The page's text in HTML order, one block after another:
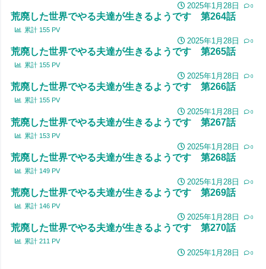
2025年1月28日 0
荒廃した世界でやる夫達が生きるようです 第264話
累計 155 PV
2025年1月28日 0
荒廃した世界でやる夫達が生きるようです 第265話
累計 155 PV
2025年1月28日 0
荒廃した世界でやる夫達が生きるようです 第266話
累計 155 PV
2025年1月28日 0
荒廃した世界でやる夫達が生きるようです 第267話
累計 153 PV
2025年1月28日 0
荒廃した世界でやる夫達が生きるようです 第268話
累計 149 PV
2025年1月28日 0
荒廃した世界でやる夫達が生きるようです 第269話
累計 146 PV
2025年1月28日 0
荒廃した世界でやる夫達が生きるようです 第270話
累計 211 PV
2025年1月28日 0